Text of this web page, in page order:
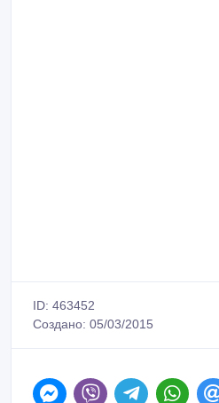
ID: 463452
Создано: 05/03/2015